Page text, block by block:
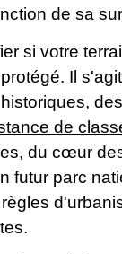
de sa
si votre
Il
des
de
du cœur
futur parc